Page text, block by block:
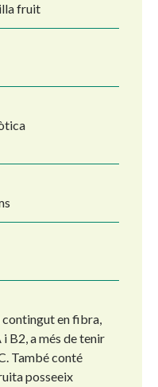
fruit
contingut en fibra,
B2, a més de tenir
També conté
posseeix